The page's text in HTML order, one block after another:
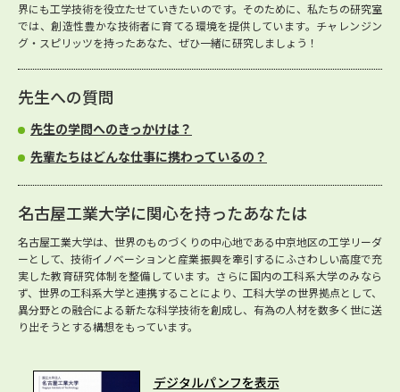
界にも工学技術を役立たせていきたいのです。そのために、私たちの研究室
では、創造性豊かな技術者に育てる環境を提供しています。チャレンジン
グ・スピリッツを持ったあなた、ぜひ一緒に研究しましょう！
先生への質問
先生の学問へのきっかけは？
先輩たちはどんな仕事に携わっているの？
名古屋工業大学に関心を持ったあなたは
名古屋工業大学は、世界のものづくりの中心地である中京地区の工学リーダ
ーとして、技術イノベーションと産業振興を牽引するにふさわしい高度で充
実した教育研究体制を整備しています。さらに国内の工科系大学のみなら
ず、世界の工科系大学と連携することにより、工科大学の世界拠点として、
異分野との融合による新たな科学技術を創成し、有為の人材を数多く世に送
り出そうとする構想をもっています。
デジタルパンフを表示